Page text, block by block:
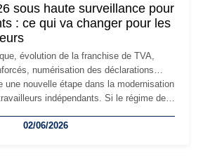
sous haute surveillance pour
: ce qui va changer pour les
évolution de la franchise de TVA,
numérisation des déclarations…
une nouvelle étape dans la modernisation
indépendants. Si le régime de
devront s'adapter à un environnement
02/06/2026